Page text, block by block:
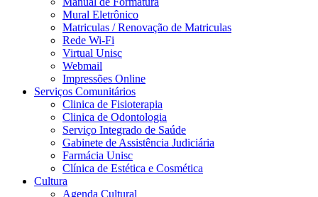
Mural Eletrônico
Matriculas / Renovação de Matriculas
Rede Wi-Fi
Virtual Unisc
Webmail
Impressões Online
Serviços Comunitários
Clinica de Fisioterapia
Clinica de Odontologia
Serviço Integrado de Saúde
Gabinete de Assistência Judiciária
Farmácia Unisc
Clínica de Estética e Cosmética
Cultura
Agenda Cultural